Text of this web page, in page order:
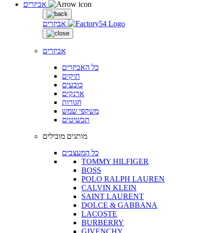
אביזרים
אביזרים
כל האביזרים
תיקים
כובעים
ארנקים
חגורות
משקפי שמש
תכשיטים
מותגים מובילים
כל המעצבים
TOMMY HILFIGER
BOSS
POLO RALPH LAUREN
CALVIN KLEIN
SAINT LAURENT
DOLCE & GABBANA
LACOSTE
BURBERRY
GIVENCHY